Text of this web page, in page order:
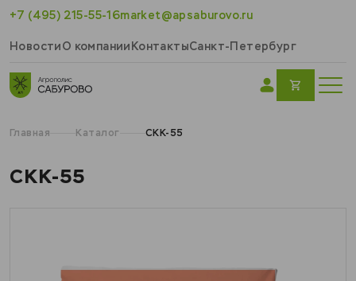
НовостиО компании КонтактыСанкт-Петербург
+7 (495) 215-55-16market@apsaburovo.ru
Главная Каталог СКК-55
СКК-55